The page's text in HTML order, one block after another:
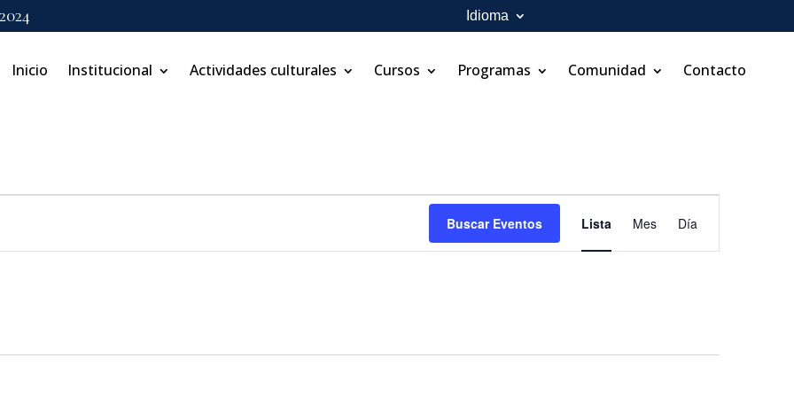
Idioma
Inicio Institucional Actividades culturales Cursos Programas Comunidad Contacto
Buscar Eventos
Navegación
de
vistas
Lista Mes Día